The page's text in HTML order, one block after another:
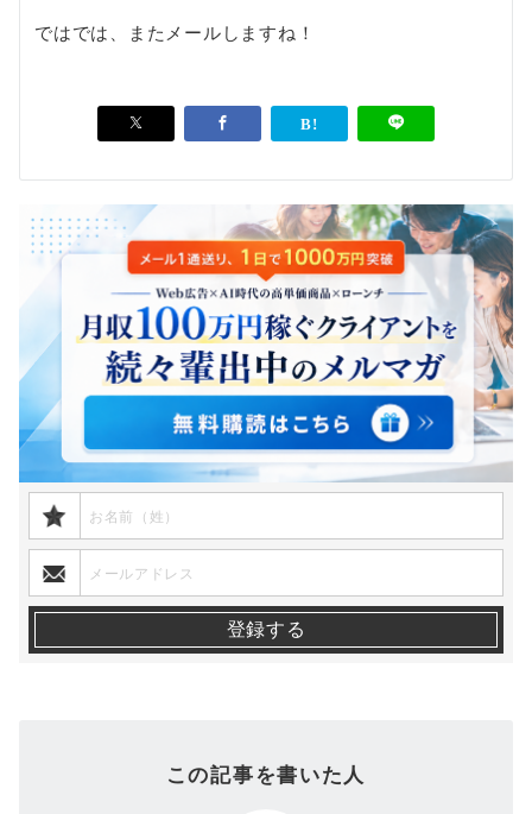
ではでは、またメールしますね！
この記事を書いた人